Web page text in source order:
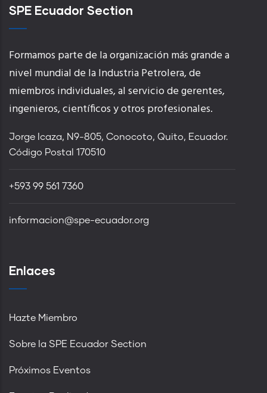
SPE Ecuador Section
Formamos parte de la organización más grande a
nivel mundial de la Industria Petrolera, de
miembros individuales, al servicio de gerentes,
ingenieros, científicos y otros profesionales.
Jorge Icaza, N9-805, Conocoto, Quito, Ecuador.
Código Postal 170510
+593 99 561 7360
informacion@spe-ecuador.org
Enlaces
Hazte Miembro
Sobre la SPE Ecuador Section
Próximos Eventos